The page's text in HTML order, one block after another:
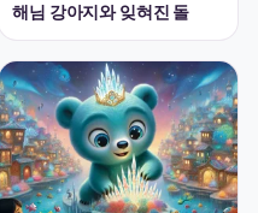
해님 강아지와 잊혀진 돌